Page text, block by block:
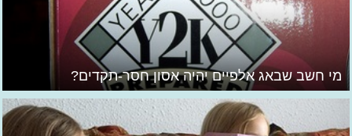
מי חשב שבאג אלפיים יהיה אסון חסר-תקדים?